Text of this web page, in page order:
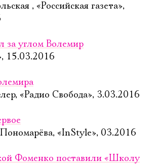
, «Российская газета»,
за углом Волемир
15.03.2016
«Радио Свобода», 3.03.2016
«InStyle», 03.2016
Фоменко поставили «Школу